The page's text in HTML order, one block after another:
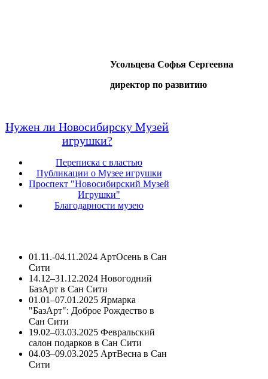
Усольцева Софья Сергеевна
директор по развитию
Нужен ли Новосибирску Музей
игрушки?
Переписка с властью
Публикации о Музее игрушки
Проспект "Новосибирский Музей
Игрушки"
Благодарности музею
01.11.-04.11.2024 АртОсень в Сан
Сити
14.12–31.12.2024 Новогодний
БазАрт в Сан Сити
01.01–07.01.2025 Ярмарка
"БазАрт": Доброе Рождество в
Сан Сити
19.02–03.03.2025 Февральский
салон подарков в Сан Сити
04.03–09.03.2025 АртВесна в Сан
Сити